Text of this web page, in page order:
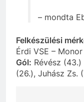
– mondta
Felkészülési
Érdi VSE –
Gól: Révész (43.)
(26.), Juhász Zs.